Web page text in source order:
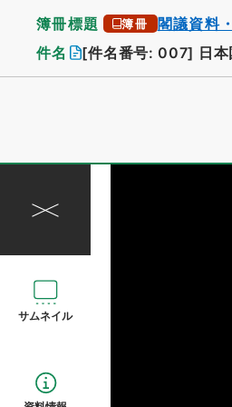
簿冊標題 簿冊 閣議資料
件名 [件名番号: 007] 日
サムネイル